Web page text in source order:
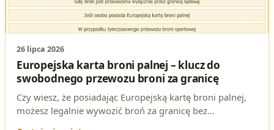
26 lipca 2026
Europejska karta broni palnej – klucz do
swobodnego przewozu broni za granicę
Czy wiesz, że posiadając Europejską kartę broni palnej,
możesz legalnie wywozić broń za granicę bez